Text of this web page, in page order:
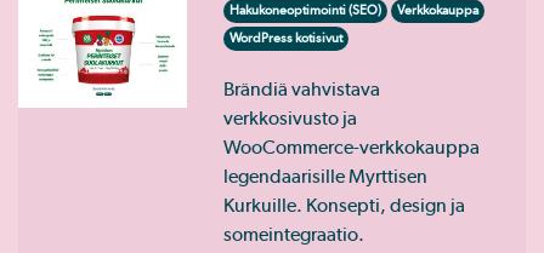
Hakukoneoptimointi (SEO)
Verkkokauppa
WordPress kotisivut
Brändiä vahvistava
verkkosivusto ja
WooCommerce-verkkokauppa
legendaarisille Myrttisen
Kurkuille. Konsepti, design ja
someintegraatio.